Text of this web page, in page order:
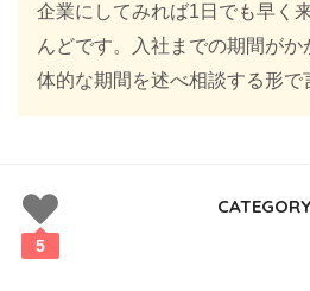
企業にしてみれば1日でも早く
んどです。入社までの期間が
体的な期間を述べ相談する形で
5